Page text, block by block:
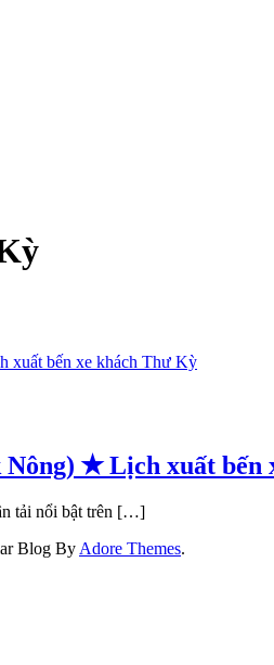
✭ Lịch xuất bến
tải nổi bật trên […]
Blog By Adore Themes.